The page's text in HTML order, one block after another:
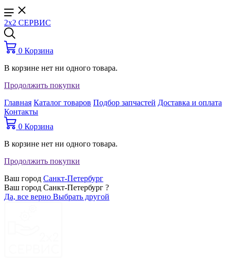
2x2 СЕРВИС
0 Корзина
В корзине нет ни одного товара.
Продолжить покупки
Главная Каталог товаров Подбор запчастей Доставка и оплата
Контакты
0 Корзина
В корзине нет ни одного товара.
Продолжить покупки
Ваш город Санкт-Петербург
Ваш город Санкт-Петербург ?
Да, все верно Выбрать другой